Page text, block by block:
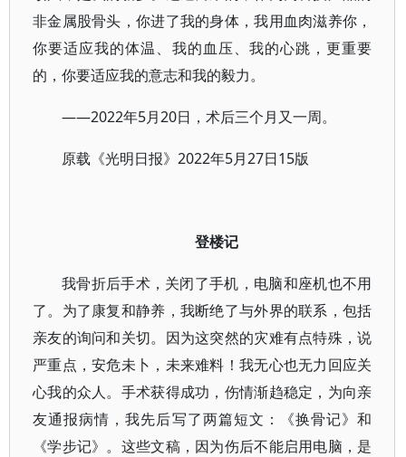
非金属股骨头，你进了我的身体，我用血肉滋养你，
你要适应我的体温、我的血压、我的心跳，更重要
的，你要适应我的意志和我的毅力。
——2022年5月20日，术后三个月又一周。
原载《光明日报》2022年5月27日15版
登楼记
我骨折后手术，关闭了手机，电脑和座机也不用
了。为了康复和静养，我断绝了与外界的联系，包括
亲友的询问和关切。因为这突然的灾难有点特殊，说
严重点，安危未卜，未来难料！我无心也无力回应关
心我的众人。手术获得成功，伤情渐趋稳定，为向亲
友通报病情，我先后写了两篇短文：《换骨记》和
《学步记》。这些文稿，因为伤后不能启用电脑，是